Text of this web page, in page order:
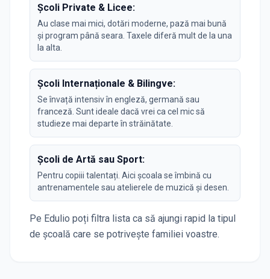
Școli Private & Licee:
Au clase mai mici, dotări moderne, pază mai bună
și program până seara. Taxele diferă mult de la una
la alta.
Școli Internaționale & Bilingve:
Se învață intensiv în engleză, germană sau
franceză. Sunt ideale dacă vrei ca cel mic să
studieze mai departe în străinătate.
Școli de Artă sau Sport:
Pentru copiii talentați. Aici școala se îmbină cu
antrenamentele sau atelierele de muzică și desen.
Pe Edulio poți filtra lista ca să ajungi rapid la tipul
de școală care se potrivește familiei voastre.